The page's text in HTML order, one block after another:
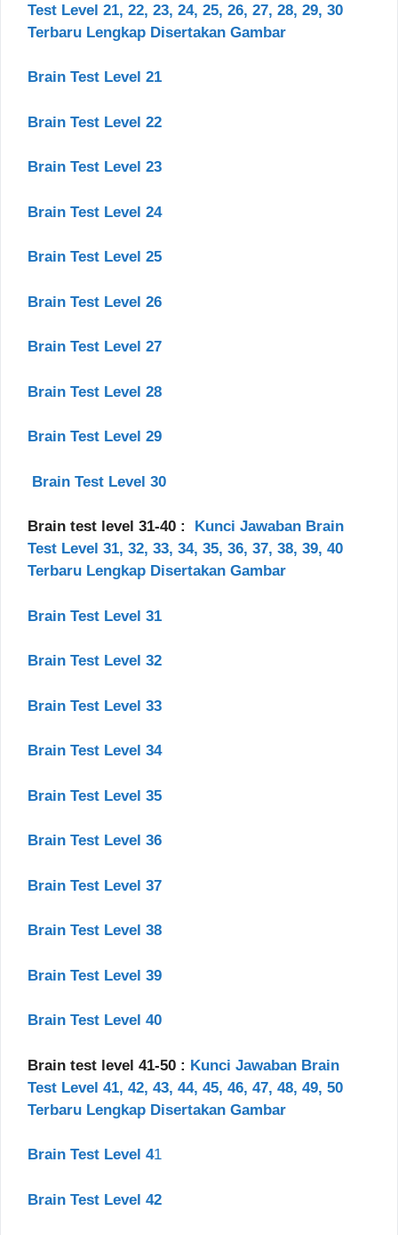
Test Level 21, 22, 23, 24, 25, 26, 27, 28, 29, 30
Terbaru Lengkap Disertakan Gambar
Brain Test Level 21
Brain Test Level 22
Brain Test Level 23
Brain Test Level 24
Brain Test Level 25
Brain Test Level 26
Brain Test Level 27
Brain Test Level 28
Brain Test Level 29
Brain Test Level 30
Brain test level 31-40 : Kunci Jawaban Brain
Test Level 31, 32, 33, 34, 35, 36, 37, 38, 39, 40
Terbaru Lengkap Disertakan Gambar
Brain Test Level 31
Brain Test Level 32
Brain Test Level 33
Brain Test Level 34
Brain Test Level 35
Brain Test Level 36
Brain Test Level 37
Brain Test Level 38
Brain Test Level 39
Brain Test Level 40
Brain test level 41-50 : Kunci Jawaban Brain
Test Level 41, 42, 43, 44, 45, 46, 47, 48, 49, 50
Terbaru Lengkap Disertakan Gambar
Brain Test Level 41
Brain Test Level 42